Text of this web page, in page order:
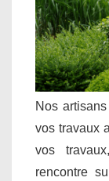
Nos
vos travaux
vos
rencontre